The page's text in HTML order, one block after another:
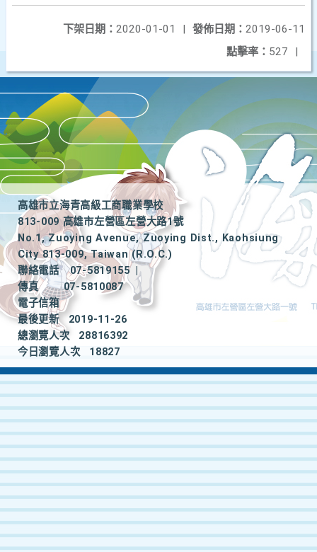
發佈日期： 2019-06-11
下架日期： 2020-01-01
|
點擊率： 527 |
高雄市立海青高級工商職業學校
813-009 高雄市左營區左營大路1號
No.1, Zuoying Avenue, Zuoying Dist., Kaohsiung
City 813-009, Taiwan (R.O.C.)
聯絡電話
07-5819155
|
傳真
07-5810087
電子信箱
最後更新
2019-11-26
總瀏覽人次
28816392
今日瀏覽人次
18827